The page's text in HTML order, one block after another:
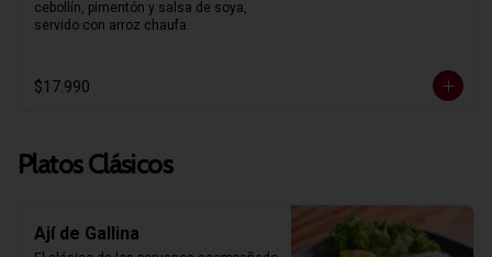
cebollín, pimentón y salsa de soya,
servido con arroz chaufa.
$17.990
Platos Clásicos
Ají de Gallina